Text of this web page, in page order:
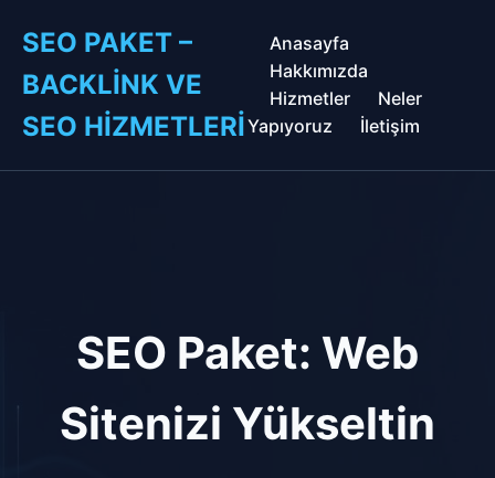
SEO PAKET –
BACKLINK VE
SEO HIZMETLERI
Anasayfa
Hakkımızda
Hizmetler
Neler
Yapıyoruz
İletişim
SEO Paket: Web
Sitenizi Yükseltin